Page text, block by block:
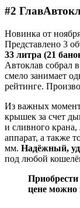
#2
Новинка от
Представлено 3
33 литра (21
Автоклав собрал
смело занимает
рейтинге.
Из важных
крышек за счет
и сливного
аппарат, а также
мм. Надёжный,
под любой
цене можно